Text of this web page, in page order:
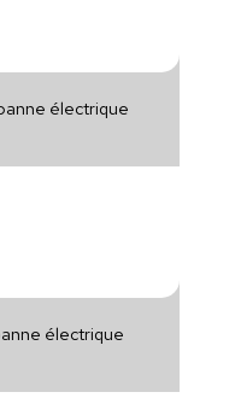
électrique
électrique